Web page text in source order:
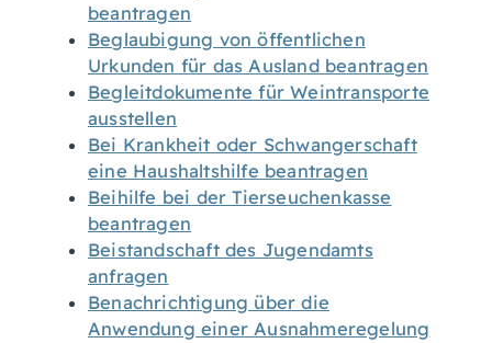
beantragen
Beglaubigung von öffentlichen
Urkunden für das Ausland beantragen
Begleitdokumente für Weintransporte
ausstellen
Bei Krankheit oder Schwangerschaft
eine Haushaltshilfe beantragen
Beihilfe bei der Tierseuchenkasse
beantragen
Beistandschaft des Jugendamts
anfragen
Benachrichtigung über die
Anwendung einer Ausnahmeregelung